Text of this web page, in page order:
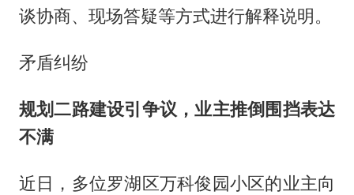
谈协商、现场答疑等方式进行解释说明。
矛盾纠纷
规划二路建设引 争议 ，业主推倒围挡表达
不满
近日，多位罗湖区万科俊园小区的业主向